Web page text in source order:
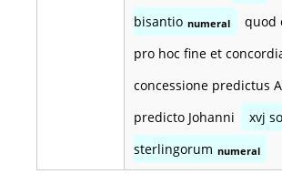
bisantio numeral
quod
pro hoc fine et
concessione predictus
predicto Johanni
xvj
sterlingorum numeral